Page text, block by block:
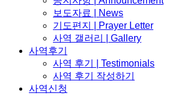
보도자료 | News
기도편지 | Prayer Letter
사역 갤러리 | Gallery
사역후기
사역 후기 | Testimonials
사역 후기 작성하기
사역신청